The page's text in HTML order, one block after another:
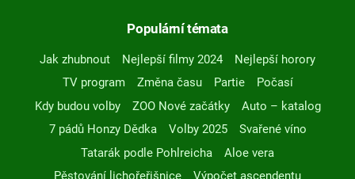
Populární témata
Jak zhubnout Nejlepší filmy 2024
Nejlepší horory
TV program
Změna času Partie
Počasí
Kdy budou volby
ZOO Nové začátky
Auto – katalog
7 pádů Honzy Dědka
Volby 2025
Svařené víno
Tatarák podle Pohlreicha
Aloe vera
Pěstování lichořeřišnice
Výpočet ascendentu